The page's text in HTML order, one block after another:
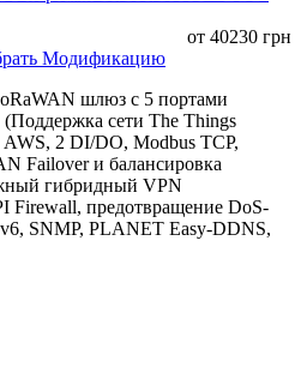
RH (non-condensing)
~ 85 °C
Conformance
15B
от 40230 грн
Модификацию
шлюз с 5 портами
сети The Things
AWS, 2 DI/DO, Modbus TCP,
Failover и балансировка
гибридный VPN
Firewall, предотвращение DoS-
SNMP, PLANET Easy-DDNS,